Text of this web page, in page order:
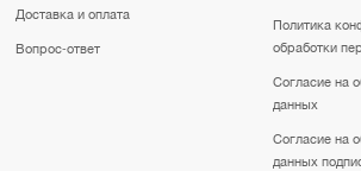
Доставка и оплата
Вопрос-ответ
Политика
обработки
Согласие на
данных
Согласие на
данных